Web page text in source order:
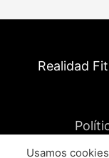
Realidad
Usamos